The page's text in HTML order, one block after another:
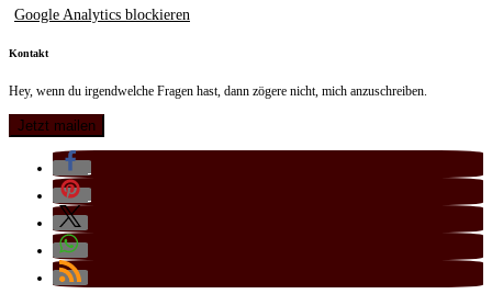
Google Analytics blockieren
Kontakt
Hey, wenn du irgendwelche Fragen hast, dann zögere nicht, mich anzuschreiben.